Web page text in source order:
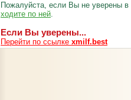
Пожалуйста, если Вы не уверены
ходите по ней.
Если Вы уверены...
Перейти по ссылке xmilf.best